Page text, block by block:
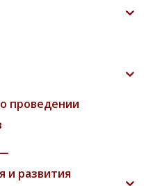
проведении
и развития